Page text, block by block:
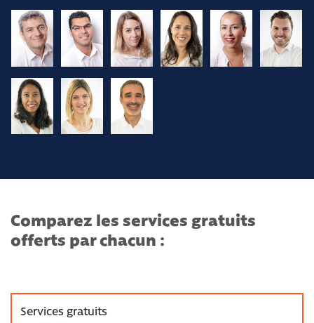
Comparez les services gratuits
offerts par chacun :